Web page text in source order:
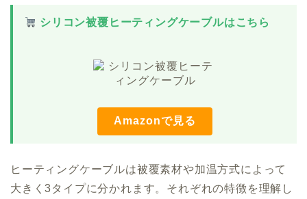
シリコン被覆ヒーティングケーブルはこちら
Amazonで見る
ヒーティングケーブルは被覆素材や加温方式によって
大きく3タイプに分かれます。それぞれの特徴を理解し